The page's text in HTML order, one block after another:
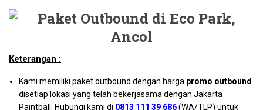
Keterangan :
Kami memiliki paket outbound dengan harga promo outbound
disetiap lokasi yang telah bekerjasama dengan Jakarta
Paintball. Hubungi kami di 0813 111 39 686(WA/TLP) untuk